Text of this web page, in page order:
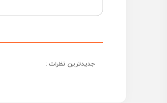
جدیدترین نظرات :